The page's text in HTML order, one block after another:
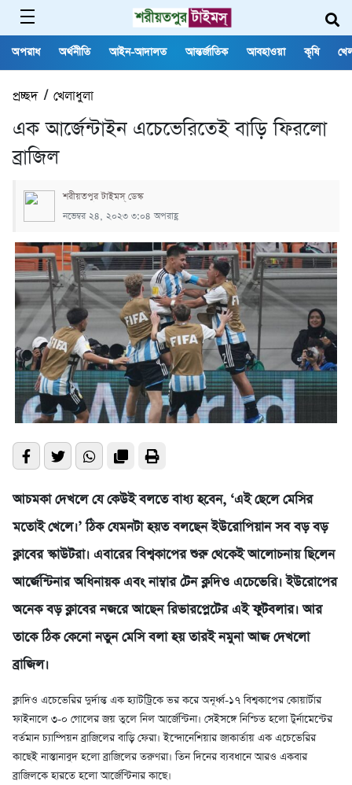
অপরাধ অর্থনীতি আইন-আদালত আন্তর্জাতিক আবহাওয়া কৃষি
প্রচ্ছদ/ খেলাধুলা
এক আর্জেন্টাইন এচেভেরিতেই বাড়ি ফিরলো
ব্রাজিল
শরীয়তপুর টাইমস্ ডেস্ক
নভেম্বর ২৪, ২০২৩ ৩:০৪ অপরাহ্ণ
আচমকা দেখলে যে কেউই বলতে বাধ্য হবেন, ‘এই ছেলে মেসির
মতোই খেলে।’ ঠিক যেমনটা হয়ত বলছেন ইউরোপিয়ান সব বড় বড়
ক্লাবের স্কাউটরা। এবারের বিশ্বকাপের শুরু থেকেই আলোচনায় ছিলেন
আর্জেন্টিনার অধিনায়ক এবং নাম্বার টেন ক্লদিও এচেভেরি। ইউরোপের
অনেক বড় ক্লাবের নজরে আছেন রিভারপ্লেটের এই ফুটবলার। আর
তাকে ঠিক কেনো নতুন মেসি বলা হয় তারই নমুনা আজ দেখলো
ব্রাজিল।
ক্লাদিও এচেভেরির দুর্দান্ত এক হ্যাটট্রিকে ভর করে অনূর্ধ্ব-১৭ বিশ্বকাপের কোয়ার্টার
ফাইনালে ৩-০ গোলের জয় তুলে নিল আর্জেন্টিনা। সেইসঙ্গে নিশ্চিত হলো টুর্নামেন্টের
বর্তমান চ্যাম্পিয়ন ব্রাজিলের বাড়ি ফেরা। ইন্দোনেশিয়ার জাকার্তায় এক এচেভেরির
কাছেই নাস্তানাবুদ হলো ব্রাজিলের তরুণরা। তিন দিনের ব্যবধানে আরও একবার
ব্রাজিলকে হারতে হলো আর্জেন্টিনার কাছে।